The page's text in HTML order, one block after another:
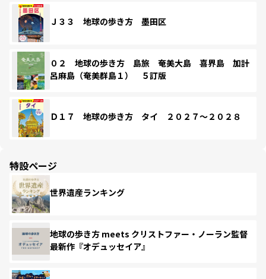
Ｊ３３ 地球の歩き方 墨田区
０２ 地球の歩き方 島旅 奄美大島 喜界島 加計
呂麻島（奄美群島１） ５訂版
Ｄ１７ 地球の歩き方 タイ ２０２７～２０２８
特設ページ
世界遺産ランキング
地球の歩き方 meets クリストファー・ノーラン監督
最新作『オデュッセイア』